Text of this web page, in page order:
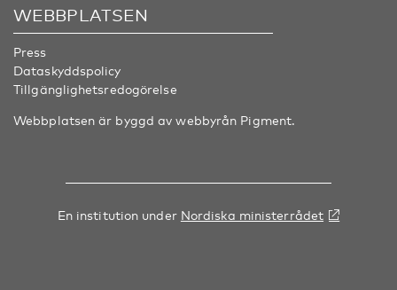
WEBBPLATSEN
Press
Dataskyddspolicy
Tillgänglighetsredogörelse
Webbplatsen är byggd av webbyrån Pigment.
En institution under Nordiska ministerrådet